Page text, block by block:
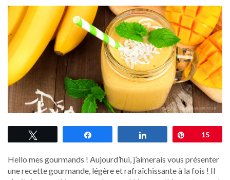
Partagez Épingle
15
Hello mes gourmands ! Aujourd’hui, j’aimerais vous présenter
une recette gourmande, légère et rafraîchissante à la fois ! Il